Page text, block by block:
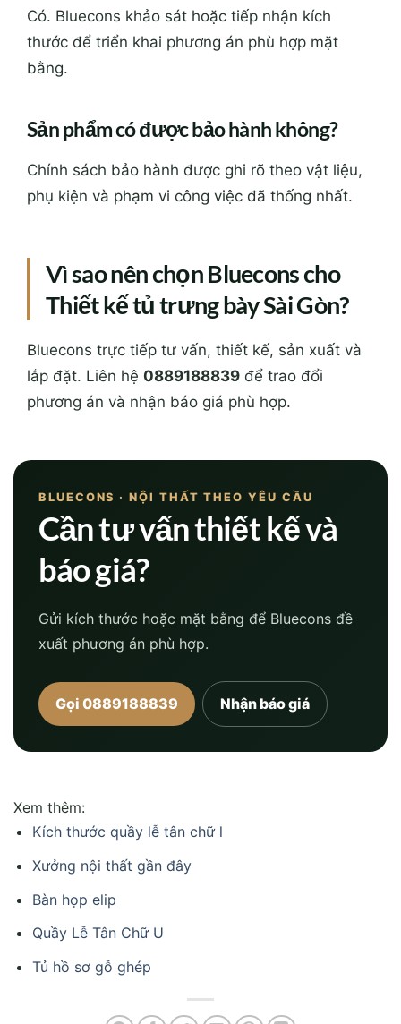
Có. Bluecons khảo sát hoặc tiếp nhận kích
thước để triển khai phương án phù hợp mặt
bằng.
Sản phẩm có được bảo hành không?
Chính sách bảo hành được ghi rõ theo vật liệu,
phụ kiện và phạm vi công việc đã thống nhất.
Vì sao nên chọn Bluecons cho
Thiết kế tủ trưng bày Sài Gòn?
Bluecons trực tiếp tư vấn, thiết kế, sản xuất và
lắp đặt. Liên hệ 0889188839 để trao đổi
phương án và nhận báo giá phù hợp.
BLUECONS · NỘI THẤT THEO YÊU CẦU
Cần tư vấn thiết kế và
báo giá?
Gửi kích thước hoặc mặt bằng để Bluecons đề
xuất phương án phù hợp.
Gọi 0889188839 Nhận báo giá
Xem thêm:
Kích thước quầy lễ tân chữ l
Xưởng nội thất gần đây
Bàn họp elip
Quầy Lễ Tân Chữ U
Tủ hồ sơ gỗ ghép